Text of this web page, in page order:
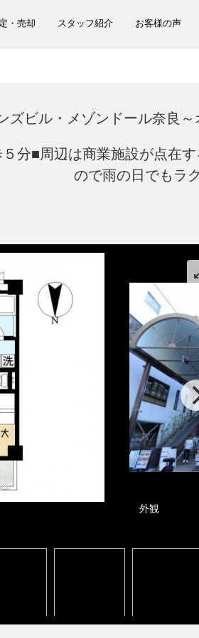
・売却 スタッフ紹介 お客様の声
ズビル・メゾンドール奈良
分■周辺は商業施設が点在
ので雨の日でもラ
外観